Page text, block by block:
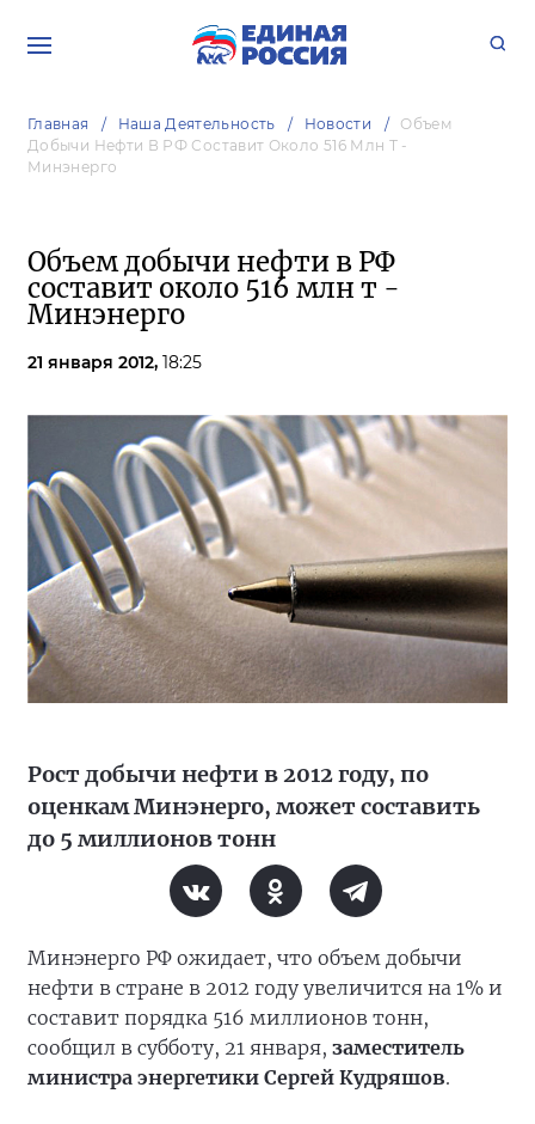
Главная Наша Деятельность Новости
Объем
Добычи Нефти В РФ Составит Около 516 Млн Т -
Минэнерго
Объем добычи нефти в РФ
составит около 516 млн т -
Минэнерго
21 января 2012, 18:25
Рост добычи нефти в 2012 году, по
оценкам Минэнерго, может составить
до 5 миллионов тонн
Минэнерго РФ ожидает, что объем добычи
нефти в стране в 2012 году увеличится на 1% и
составит порядка 516 миллионов тонн,
сообщил в субботу, 21 января, заместитель
министра энергетики Сергей Кудряшов.